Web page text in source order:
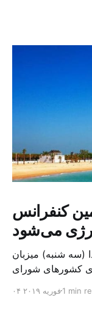
کنفرانس
می‌شود
(سه شنبه) میزبان
کشورهای شورای
در این کنفرانس
۰۴ فوریه ۲۰۱۹1 min